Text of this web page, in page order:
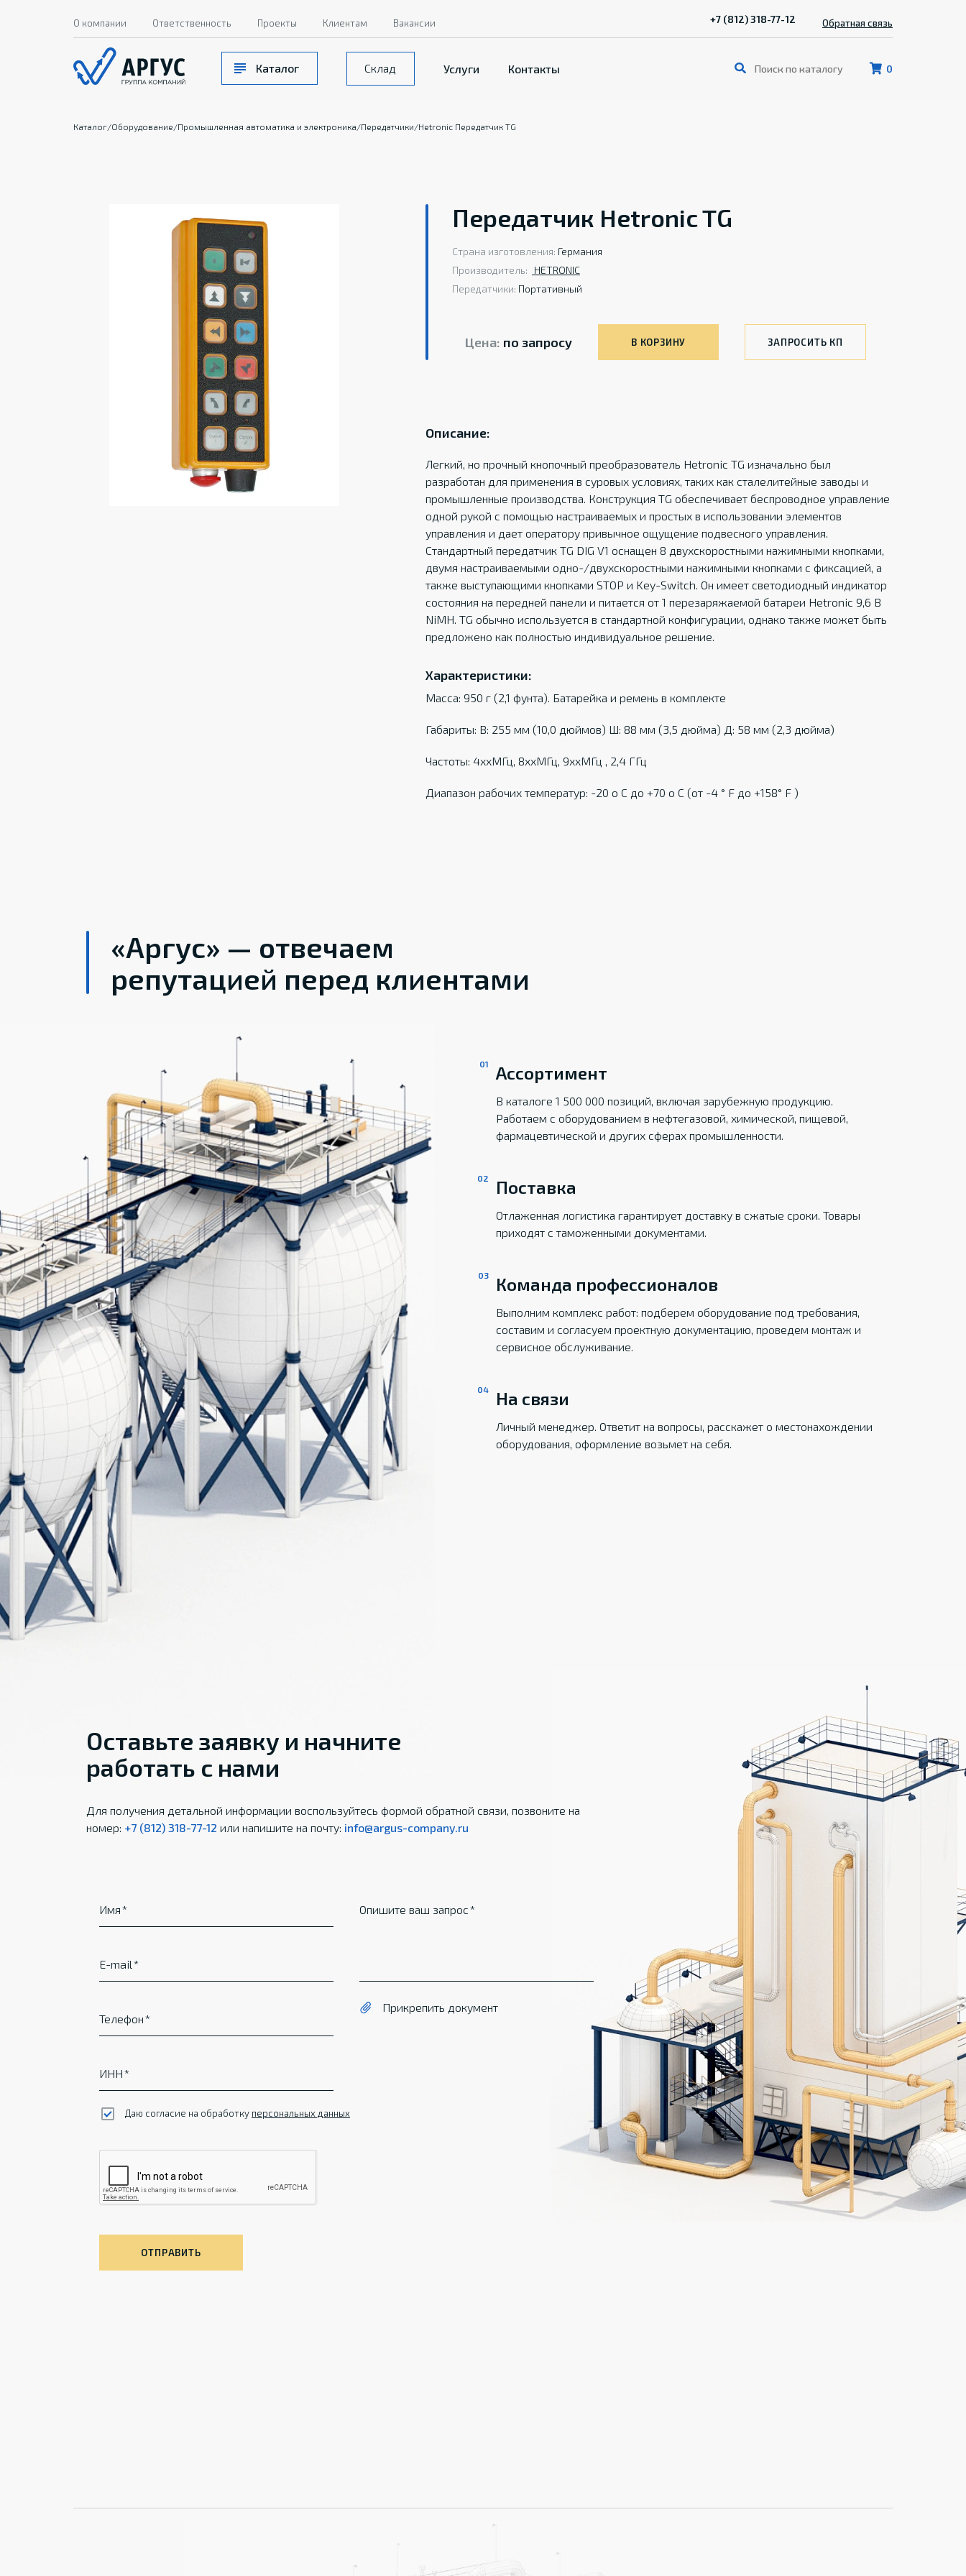
0
Каталог Склад Услуги Контакты
О компании Ответственность Проекты Клиентам Вакансии +7 (812) 318-77-12 Обратная связь
Каталог/Оборудование/Промышленная автоматика и электроника/Передатчики/Hetronic Передатчик TG
Передатчик Hetronic TG
Страна изготовления: Германия
Производитель:
HETRONIС
Передатчики: Портативный
Цена: по запросу В КОРЗИНУ ЗАПРОСИТЬ КП
Описание:
Легкий, но прочный кнопочный преобразователь Hetronic TG изначально был
разработан для применения в суровых условиях, таких как сталелитейные заводы и
промышленные производства. Конструкция TG обеспечивает беспроводное управление
одной рукой с помощью настраиваемых и простых в использовании элементов
управления и дает оператору привычное ощущение подвесного управления.
Стандартный передатчик TG DIG V1 оснащен 8 двухскоростными нажимными кнопками,
двумя настраиваемыми одно-/двухскоростными нажимными кнопками с фиксацией, а
также выступающими кнопками STOP и Key-Switch. Он имеет светодиодный индикатор
состояния на передней панели и питается от 1 перезаряжаемой батареи Hetronic 9,6 В
NiMH. TG обычно используется в стандартной конфигурации, однако также может быть
предложено как полностью индивидуальное решение.
Характеристики:
Масса: 950 г (2,1 фунта). Батарейка и ремень в комплекте
Габариты: В: 255 мм (10,0 дюймов) Ш: 88 мм (3,5 дюйма) Д: 58 мм (2,3 дюйма)
Частоты: 4ххМГц, 8ххМГц, 9ххМГц , 2,4 ГГц
Диапазон рабочих температур: -20 о С до +70 о С (от -4 ° F до +158° F )
«Аргус» — отвечаем
репутацией перед клиентами
Ассортимент
В каталоге 1 500 000 позиций, включая зарубежную продукцию.
Работаем с оборудованием в нефтегазовой, химической, пищевой,
фармацевтической и других сферах промышленности.
Поставка
Отлаженная логистика гарантирует доставку в сжатые сроки. Товары
приходят с таможенными документами.
Команда профессионалов
Выполним комплекс работ: подберем оборудование под требования,
составим и согласуем проектную документацию, проведем монтаж и
сервисное обслуживание.
На связи
Личный менеджер. Ответит на вопросы, расскажет о местонахождении
оборудования, оформление возьмет на себя.
Оставьте заявку и начните
работать с нами
Для получения детальной информации воспользуйтесь формой обратной связи, позвоните на
номер: +7 (812) 318-77-12 или напишите на почту: info@argus-company.ru
Имя
E-mail
Телефон
ИНН
Опишите ваш запрос
Прикрепить документ
Даю согласие на обработку персональных данных
ОТПРАВИТЬ